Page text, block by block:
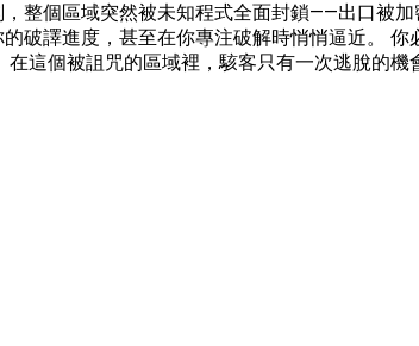
整個區域突然被未知程式全面封鎖——出口被
破譯進度，甚至在你專注破解時悄悄逼近。
這個被詛咒的區域裡，駭客只有一次逃脫的機